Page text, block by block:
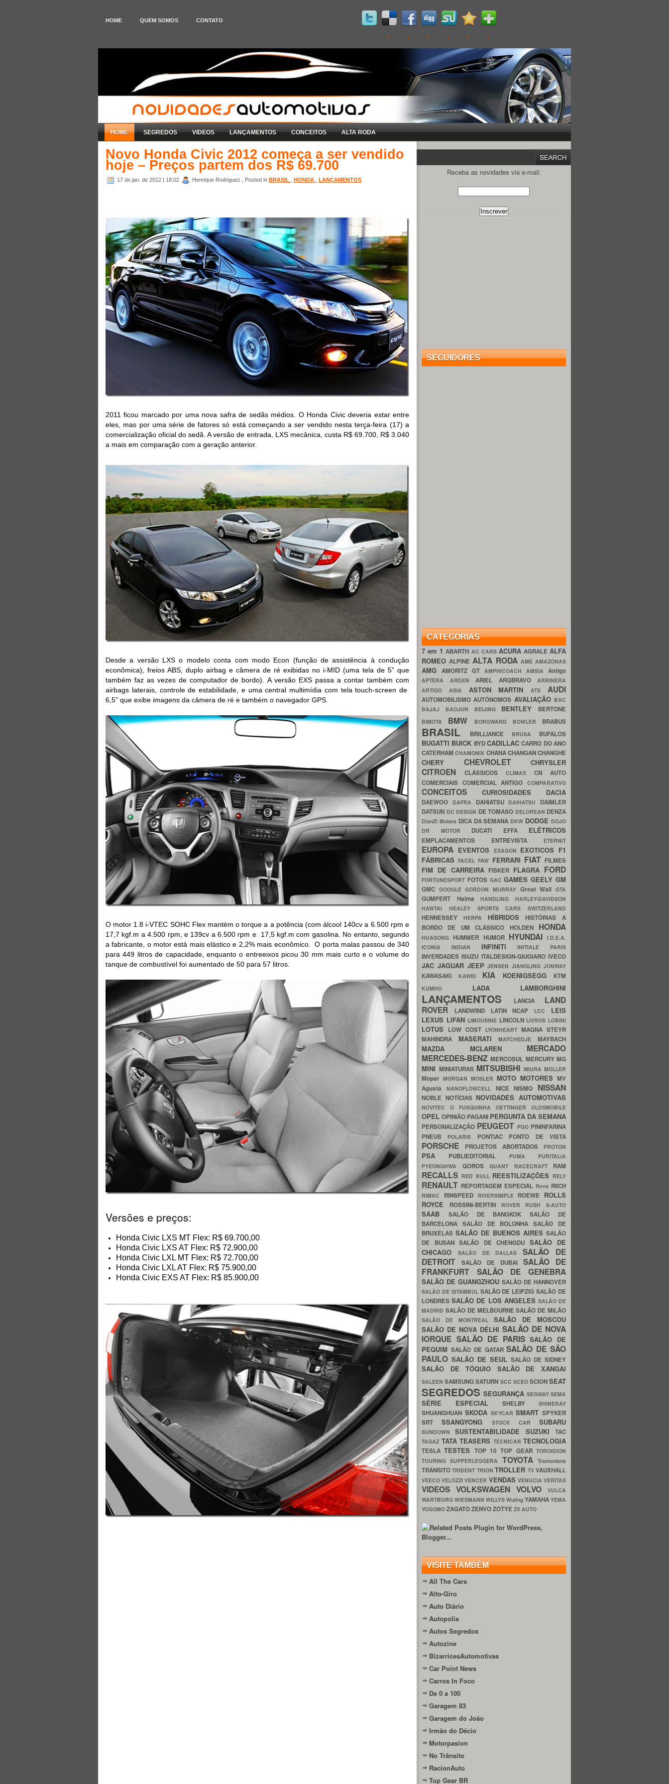
HOME QUEM SOMOS CONTATO
HOME SEGREDOS VIDEOS LANÇAMENTOS CONCEITOS ALTA RODA
Novo Honda Civic 2012 começa a ser vendido
hoje – Preços partem dos R$ 69.700
17 de jan. de 2012 | 18:02 Henrique Rodriguez , Posted in BRASIL HONDA LANÇAMENTOS
2011 ficou marcado por uma nova safra de sedãs médios. O Honda Civic deveria estar entre
eles, mas por uma série de fatores só está começando a ser vendido nesta terça-feira (17) a
comercialização oficial do sedã. A versão de entrada, LXS mecânica, custa R$ 69.700, R$ 3.040
a mais em comparação com a geração anterior.
Desde a versão LXS o modelo conta com modo Econ (função de assistência à condução
econômica), freios ABS, duplo airbag e câmera de ré exibidas no i-MID (uma tela de 5” que
também faz as vezes de computador de bordo). A versão EXS passa a contar também com
airbags laterais, controle de estabilidade, e uma central multimídia com tela touch-screen de
6,5” que exibe imagens da câmera de ré e também o navegador GPS.
O motor 1.8 i-VTEC SOHC Flex mantém o torque a a potência (com álcool 140cv a 6.500 rpm e
17,7 kgf.m a 4.500 rpm, e 139cv a 6.500 rpm e 17,5 kgf.m com gasolina. No entanto, segundo
a fabricante, o motor está mais elástico e 2,2% mais econômico. O porta malas passou de 340
para 449 litros de capacidade, enquanto o entreeixos picou 30 mm mais curto e o volume do
tanque de combustível foi aumentado de 50 para 57 litros.
Versões e preços:
Honda Civic LXS MT Flex: R$ 69.700,00
Honda Civic LXS AT Flex: R$ 72.900,00
Honda Civic LXL MT Flex: R$ 72.700,00
Honda Civic LXL AT Flex: R$ 75.900,00
Honda Civic EXS AT Flex: R$ 85.900,00
Receba as novidades via e-mail:
SEGUIDORES
CATEGORIAS
7 em 1ABARTH AC CARS ACURA AGRALE ALFA
ROMEOALPINEALTA RODA AME AMAZONAS
AMG AMORITZ GT AMPHICOACH AMSIA Antigo
APTERA ARDEN ARIEL ARQBRAVO ARRINERA
ARTIGO ASIA ASTON MARTINATS AUDI
AUTOMOBILISMOAUTÔNOMOS AVALIAÇÃO BAC
BAJAJ BAOJUN BEIJING BENTLEY BERTONE
BIMOTA BMW BORGWARD BOWLER BRABUS
BRASIL BRILLIANCE BRUSA BUFALOS
BUGATTI BUICK BYDCADILLACCARRO DO ANO
CATERHAMCHAMONIX CHANACHANGANCHANGHE
CHERY CHEVROLET CHRYSLER
CITROEN CLÁSSICOS CLIMAX CN AUTO
COMERCIAIS COMERCIAL ANTIGOCOMPARATIVO
CONCEITOS CURIOSIDADES DACIA
DAEWOO DAFRA DAHIATSU DAIHATSU DAIMLER
DATSUN DC DESIGN DE TOMASO DELOREAN DENZA
DianZi Motors DICA DA SEMANA DKW DODGE DOJO
DR MOTOR DUCATI EFFA ELÉTRICOS
EMPLACAMENTOS ENTREVISTA ETERNIT
EUROPA EVENTOS EXAGON EXOTICOS F1
FÁBRICASFACELFAW FERRARI FIAT FILMES
FIM DE CARREIRA FISKER FLAGRA FORD
FORTUNESPORT FOTOS GACGAMESGEELYGM
GMC GOOGLEGORDON MURRAY Great WallGTA
GUMPERT HaimaHANDLINGHARLEY-DAVIDSON
HAWTAI HEALEY SPORTS CARS SWITZERLAND
HENNESSEY HERPA HÍBRIDOSHISTÓRIAS A
BORDO DE UM CLÁSSICO HOLDEN HONDA
HUASONGHUMMER HUMOR HYUNDAI I.D.E.A.
ICONIA INDIAN INFINITIINITIALE PARIS
INVERDADESISUZU ITALDESIGN-GIUGIAROIVECO
JAC JAGUAR JEEPJENSENJIANGLINGJONWAY
KAWASAKI KAWEI KIA KOENIGSEGG KTM
KUMHO LADA LAMBORGHINI
LANÇAMENTOS LANCIA LAND
ROVER
LANDWIND LATIN NCAP LCC LEIS
LEXUS LIFAN LIMOUSINE LINCOLN LIVROS LOBINI
LOTUS LOW COST LYONHEART MAGNA STEYR
MAHINDRA MASERATIMATCHEDJEMAYBACH
MAZDA MCLAREN MERCADO
MERCEDES-BENZMERCOSUL MERCURYMG
MINI MINIATURAS MITSUBISHI MIURA MOLLER
Mopar MORGAN MOSLER MOTO MOTORES MV
Agusta NANOFLOWCELL NICENISMO NISSAN
NOBLE NOTÍCIAS NOVIDADES AUTOMOTIVAS
NOVITEC O FUSQUINHA OETTINGER OLDSMOBILE
OPEL OPINIÃO PAGANI PERGUNTA DA SEMANA
PERSONALIZAÇÃO PEUGEOT PGO PININFARINA
PNEUS
POLARIS PONTIAC PONTO DE VISTA
PORSCHE PROJETOS ABORTADOS PROTON
PSA PUBLIEDITORIAL PUMA PURITALIA
PYEONGHWA QOROS QUANT RACECRAFT RAM
RECALLS RED BULL REESTILIZAÇÕES RELY
RENAULT REPORTAGEM ESPECIAL Reva RIICH
RIMAC RINSPEED RIVERSIMPLE ROEWE ROLLS
ROYCE
ROSSINI-BERTIN ROVER RUSH S-AUTO
SAAB SALÃO DE BANGKOKSALÃO DE
BARCELONA SALÃO DE BOLONHASALÃO DE
BRUXELAS SALÃO DE BUENOS AIRES SALÃO
DE BUSAN SALÃO DE CHENGDU SALÃO DE
CHICAGO
SALÃO DE DALLASSALÃO DE
DETROIT
SALÃO DE DUBAI SALÃO DE
FRANKFURT SALÃO DE GENEBRA
SALÃO DE GUANGZHOU SALÃO DE HANNOVER
SALÃO DE ISTAMBUL SALÃO DE LEIPZIGSALÃO DE
LONDRESSALÃO DE LOS ANGELES SALÃO DE
MADRID SALÃO DE MELBOURNESALÃO DE MILÃO
SALÃO DE MONTREAL SALÃO DE MOSCOU
SALÃO DE NOVA DÉLHI SALÃO DE NOVA
IORQUE SALÃO DE PARISSALÃO DE
PEQUIM SALÃO DE QATARSALÃO DE SÃO
PAULO SALÃO DE SEUL SALÃO DE SIDNEY
SALÃO DE TÓQUIO SALÃO DE XANGAI
SALEENSAMSUNGSATURN SCC SCEO SCIONSEAT
SEGREDOSSEGURANÇA SEGWAYSEMA
SÉRIE ESPECIAL SHELBY SHINERAY
SHUANGHUAN SKODA SKYCARSMART SPYKER
SRTSSANGYONG STOCK CAR SUBARU
SUNDOWNSUSTENTABILIDADE SUZUKITAC
TAGAZ TATA TEASERS TECNICAR TECNOLOGIA
TESLATESTES TOP 10TOP GEARTOROIDION
TOURING SUPPERLEGGERA TOYOTATramontana
TRÂNSITOTRIDENT TRIONTROLLER TVVAUXHALL
VEECOVELOZZIVENCER VENDAS VENUCIAVERITAS
VIDEOS VOLKSWAGEN VOLVO
VULCA
WARTBURG WIESMANN WILLYS Wuling YAMAHA YEMA
YOGOMO ZAGATOZENVOZOTYE ZX AUTO
VISITE TAMBÉM
All The Cars
Alto-Giro
Auto Diário
Autopolis
Autos Segredos
Autozine
BizarricesAutomotivas
Car Point News
Carros In Foco
De 0 a 100
Garagem 83
Garagem do João
Irmão do Décio
Motorpasion
No Trânsito
RacionAuto
Top Gear BR